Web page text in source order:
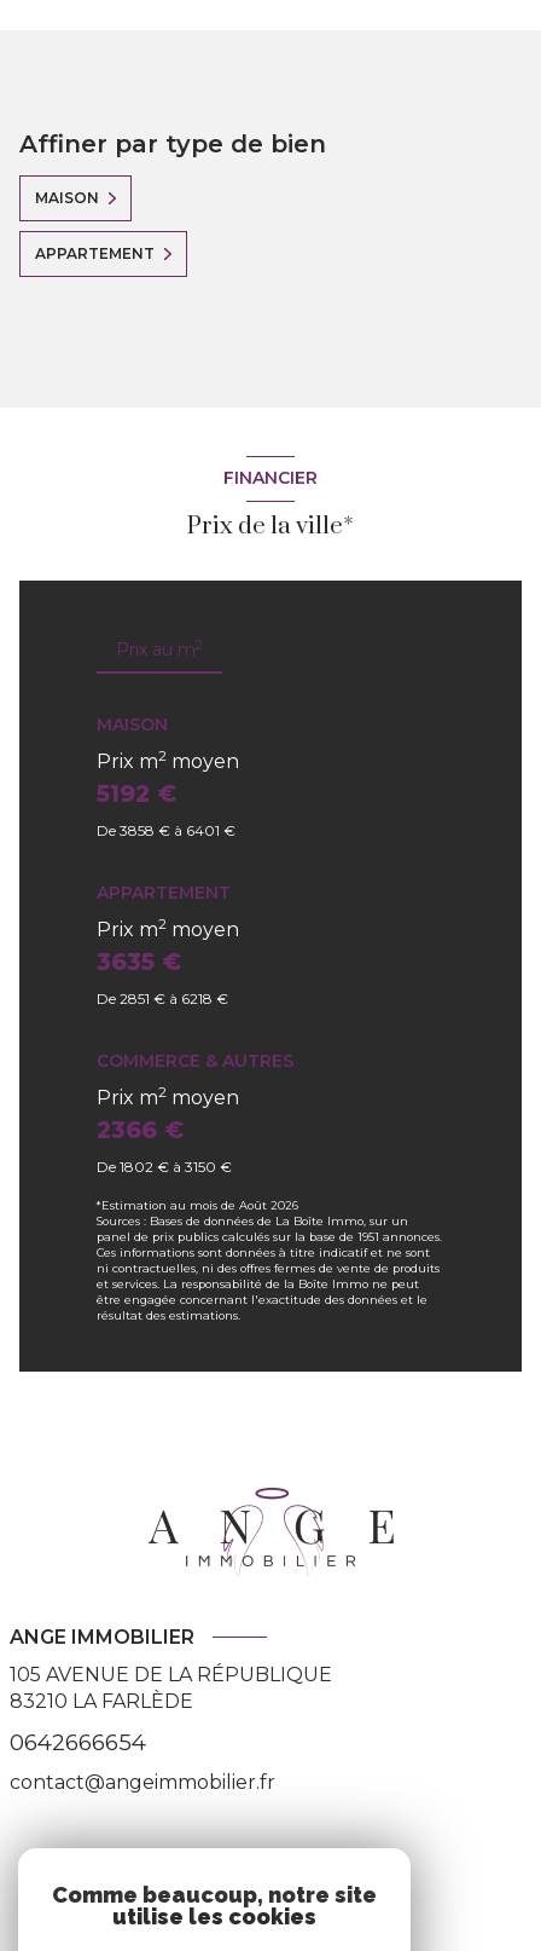
Affiner par type de bien
MAISON
APPARTEMENT
FINANCIER
Prix de la ville*
Prix au m2
MAISON
Prix m2 moyen
5192 €
De 3858 € à 6401 €
APPARTEMENT
Prix m2 moyen
3635 €
De 2851 € à 6218 €
COMMERCE & AUTRES
Prix m2 moyen
2366 €
De 1802 € à 3150 €
*Estimation au mois de Août 2026
Sources : Bases de données de La Boîte Immo, sur un
panel de prix publics calculés sur la base de 1951 annonces.
Ces informations sont données à titre indicatif et ne sont
ni contractuelles, ni des offres fermes de vente de produits
et services. La responsabilité de la Boîte Immo ne peut
être engagée concernant l'exactitude des données et le
résultat des estimations.
ANGE IMMOBILIER
105 AVENUE DE LA RÉPUBLIQUE
83210 LA FARLÈDE
0642666654
contact@angeimmobilier.fr
Nous adhérons
Comme beaucoup, notre site
utilise les cookies